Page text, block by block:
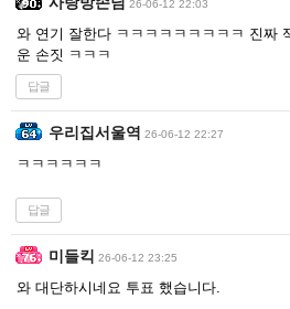
26-06-12 22:03
와 연기 잘한다 ㅋㅋㅋㅋㅋㅋㅋㅋㅋ 진짜
운 손짓 ㅋㅋㅋ
답글
우리집서울역 26-06-12 22:27
ㅋㅋㅋㅋㅋㅋ
답글
미들킥 26-06-12 23:25
와 대단하시네요 투표 했습니다.